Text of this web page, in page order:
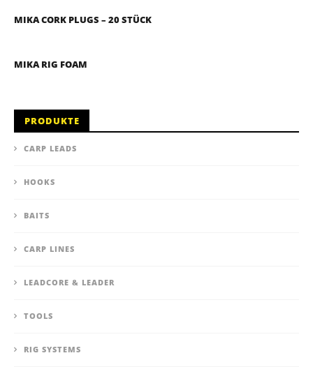
MIKA CORK PLUGS – 20 STÜCK
MIKA RIG FOAM
PRODUKTE
CARP LEADS
HOOKS
BAITS
CARP LINES
LEADCORE & LEADER
TOOLS
RIG SYSTEMS